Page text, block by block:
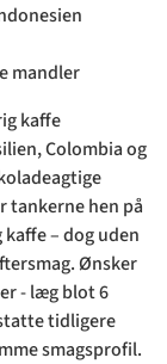
mandler
kaffe
Colombia og
tankerne hen på
– dog uden
Ønsker
- læg blot 6
tidligere
smagsprofil.